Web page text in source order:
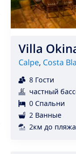
Villa
Calpe, Costa
8 Гости
частный
0 Спальни
2 Ванные
2км до пляжа